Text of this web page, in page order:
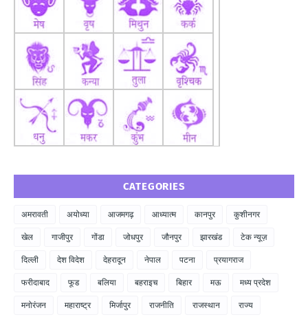
CATEGORIES
अमरावती अयोध्या आजमगढ़ आध्यात्म कानपुर कुशीनगर
खेल गाजीपुर गोंडा जोधपुर जौनपुर झारखंड टेक न्यूज़
दिल्ली देश विदेश देहरादून नेपाल पटना प्रयागराज
फरीदाबाद फूड बलिया बहराइच बिहार मऊ मध्य प्रदेश
मनोरंजन महाराष्ट्र मिर्जापुर राजनीति राजस्थान राज्य